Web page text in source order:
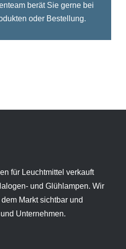
berät Sie gerne bei
oder Bestellung.
für Leuchtmittel verkauft
und Glühlampen. Wir
Markt sichtbar und
Unternehmen.